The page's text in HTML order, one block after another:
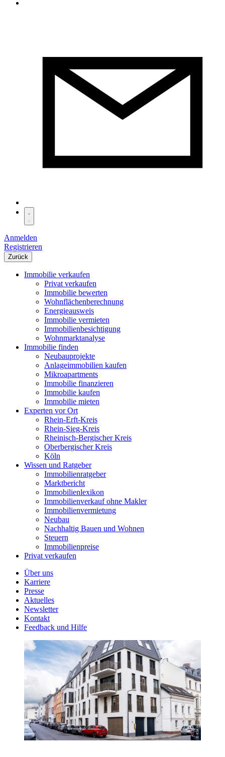
Anmelden
Registrieren
Zurück
Immobilie verkaufen
Privat verkaufen
Immobilie bewerten
Wohnflächenberechnung
Energieausweis
Immobilie vermieten
Immobilienbesichtigung
Wohnmarktanalyse
Immobilie finden
Neubauprojekte
Anlageimmobilien kaufen
Mikroapartments
Immobilie finanzieren
Immobilie kaufen
Immobilie mieten
Experten vor Ort
Rhein-Erft-Kreis
Rhein-Sieg-Kreis
Rheinisch-Bergischer Kreis
Oberbergischer Kreis
Köln
Wissen und Ratgeber
Immobilienratgeber
Marktbericht
Immobilienlexikon
Immobilienverkauf ohne Makler
Immobilienvermietung
Neubau
Nachhaltig Bauen und Wohnen
Steuern
Immobilienpreise
Privat verkaufen
Über uns
Karriere
Presse
Aktuelles
Newsletter
Kontakt
Feedback und Hilfe